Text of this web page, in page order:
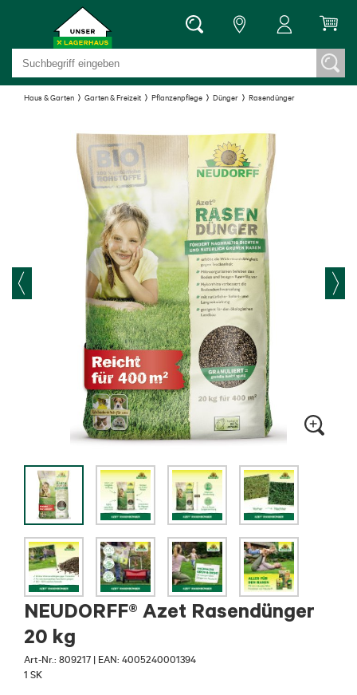
Haus & Garten Garten & Freizeit Pflanzenpflege Dünger Rasendünger
NEUDORFF® Azet Rasendünger
20 kg
Art-Nr.: 809217 | EAN: 4005240001394
1 SK